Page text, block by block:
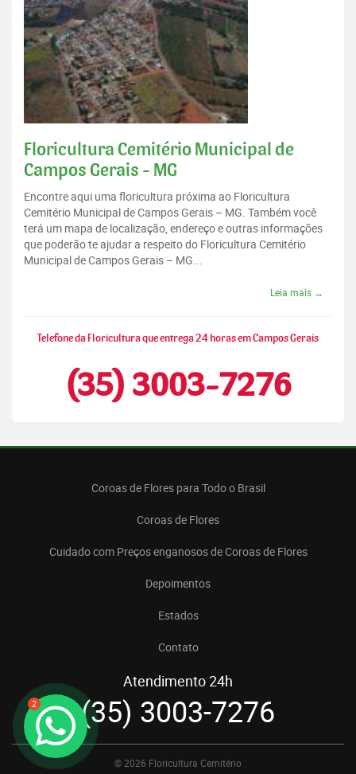
2
Floricultura Cemitério Municipal de
Campos Gerais - MG
Encontre aqui uma floricultura próxima ao Floricultura
Cemitério Municipal de Campos Gerais – MG. Também você
terá um mapa de localização, endereço e outras informações
que poderão te ajudar a respeito do Floricultura Cemitério
Municipal de Campos Gerais – MG...
Leia mais →
Telefone da Floricultura que entrega 24 horas em Campos Gerais
(35) 3003-7276
Coroas de Flores para Todo o Brasil
Coroas de Flores
Cuidado com Preços enganosos de Coroas de Flores
Depoimentos
Estados
Contato
Atendimento 24h
(35) 3003-7276
© 2026 Floricultura Cemitério